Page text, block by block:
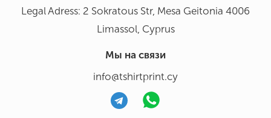
Legal Adress: 2 Sokratous Str, Mesa Geitonia 4006
Limassol, Cyprus
Мы на связи
info@tshirtprint.cy